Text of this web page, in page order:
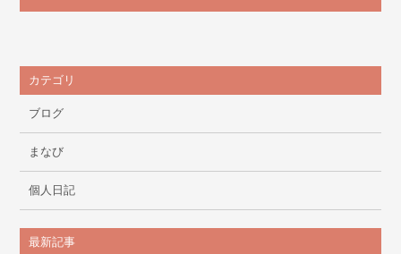
カテゴリ
ブログ
まなび
個人日記
最新記事